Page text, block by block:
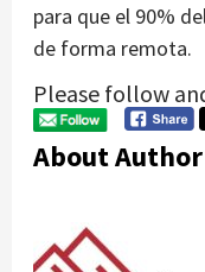
para que el 90%
de forma remota.
Please follow
About Author